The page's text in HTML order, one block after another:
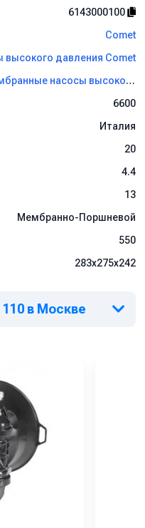
6143000100
Comet
высокого давления Comet
Диафрагменные мембранные насосы высокого давления Comet
6600
Италия
20
4.4
13
Мембранно-Поршневой
550
283х275х242
в Москве